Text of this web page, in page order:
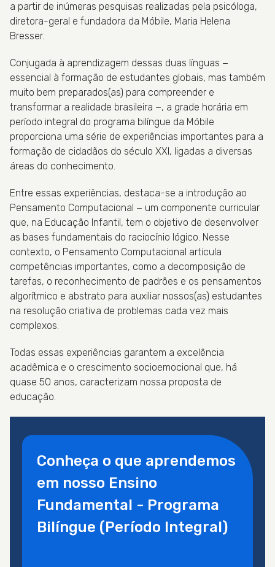
a partir de inúmeras pesquisas realizadas pela psicóloga,
diretora-geral e fundadora da Móbile, Maria Helena
Bresser.
Conjugada à aprendizagem dessas duas línguas −
essencial à formação de estudantes globais, mas também
muito bem preparados(as) para compreender e
transformar a realidade brasileira −, a grade horária em
período integral do programa bilíngue da Móbile
proporciona uma série de experiências importantes para a
formação de cidadãos do século XXI, ligadas a diversas
áreas do conhecimento.
Entre essas experiências, destaca-se a introdução ao
Pensamento Computacional − um componente curricular
que, na Educação Infantil, tem o objetivo de desenvolver
as bases fundamentais do raciocínio lógico. Nesse
contexto, o Pensamento Computacional articula
competências importantes, como a decomposição de
tarefas, o reconhecimento de padrões e os pensamentos
algorítmico e abstrato para auxiliar nossos(as) estudantes
na resolução criativa de problemas cada vez mais
complexos.
Todas essas experiências garantem a excelência
acadêmica e o crescimento socioemocional que, há
quase 50 anos, caracterizam nossa proposta de
educação.
Conheça o que aprendemos
em nosso Ensino
Fundamental - Programa
Bilíngue (Período Integral)